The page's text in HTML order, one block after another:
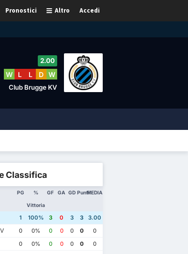
Accedi
Altro
Pronostici
2.00
W L L D W
Club Brugge KV
Classifica
PG %
Vittoria
GF GA GD PuntiMEDIA
1 100% 3 0 3 3
3.00
0 0% 0 0 0 0
0
0 0% 0 0 0 0
0